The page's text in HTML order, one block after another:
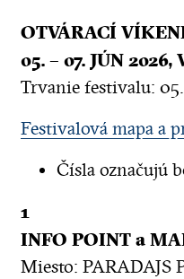
OTVÁRACÍ
05. – 07. JÚN
Trvanie festivalu:
Festivalová mapa a
Čísla označujú
1
INFO POINT a
Miesto: PARADAJS